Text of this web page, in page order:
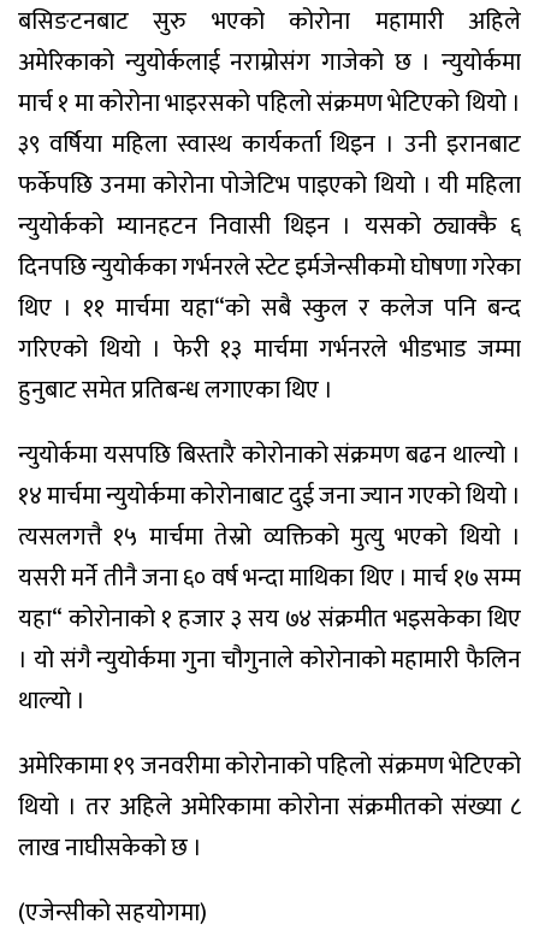
बसिङटनबाट सुरु भएको कोरोना महामारी अहिले
अमेरिकाको न्युयोर्कलाई नराम्रोसंग गाजेको छ । न्युयोर्कमा
मार्च १ मा कोरोना भाइरसको पहिलो संक्रमण भेटिएको थियो ।
३९ वर्षिया महिला स्वास्थ कार्यकर्ता थिइन । उनी इरानबाट
फर्केपछि उनमा कोरोना पोजेटिभ पाइएको थियो । यी महिला
न्युयोर्कको म्यानहटन निवासी थिइन । यसको ठ्याक्कै ६
दिनपछि न्युयोर्कका गर्भनरले स्टेट इर्मजेन्सीकमो घोषणा गरेका
थिए । ११ मार्चमा यहा“को सबै स्कुल र कलेज पनि बन्द
गरिएको थियो । फेरी १३ मार्चमा गर्भनरले भीडभाड जम्मा
हुनुबाट समेत प्रतिबन्ध लगाएका थिए ।
न्युयोर्कमा यसपछि बिस्तारै कोरोनाको संक्रमण बढन थाल्यो ।
१४ मार्चमा न्युयोर्कमा कोरोनाबाट दुई जना ज्यान गएको थियो ।
त्यसलगत्तै १५ मार्चमा तेस्रो व्यक्तिको मुत्यु भएको थियो ।
यसरी मर्ने तीनै जना ६० वर्ष भन्दा माथिका थिए । मार्च १७ सम्म
यहा“ कोरोनाको १ हजार ३ सय ७४ संक्रमीत भइसकेका थिए
। यो संगै न्युयोर्कमा गुना चौगुनाले कोरोनाको महामारी फैलिन
थाल्यो ।
अमेरिकामा १९ जनवरीमा कोरोनाको पहिलो संक्रमण भेटिएको
थियो । तर अहिले अमेरिकामा कोरोना संक्रमीतको संख्या ८
लाख नाघीसकेको छ ।
(एजेन्सीको सहयोगमा)